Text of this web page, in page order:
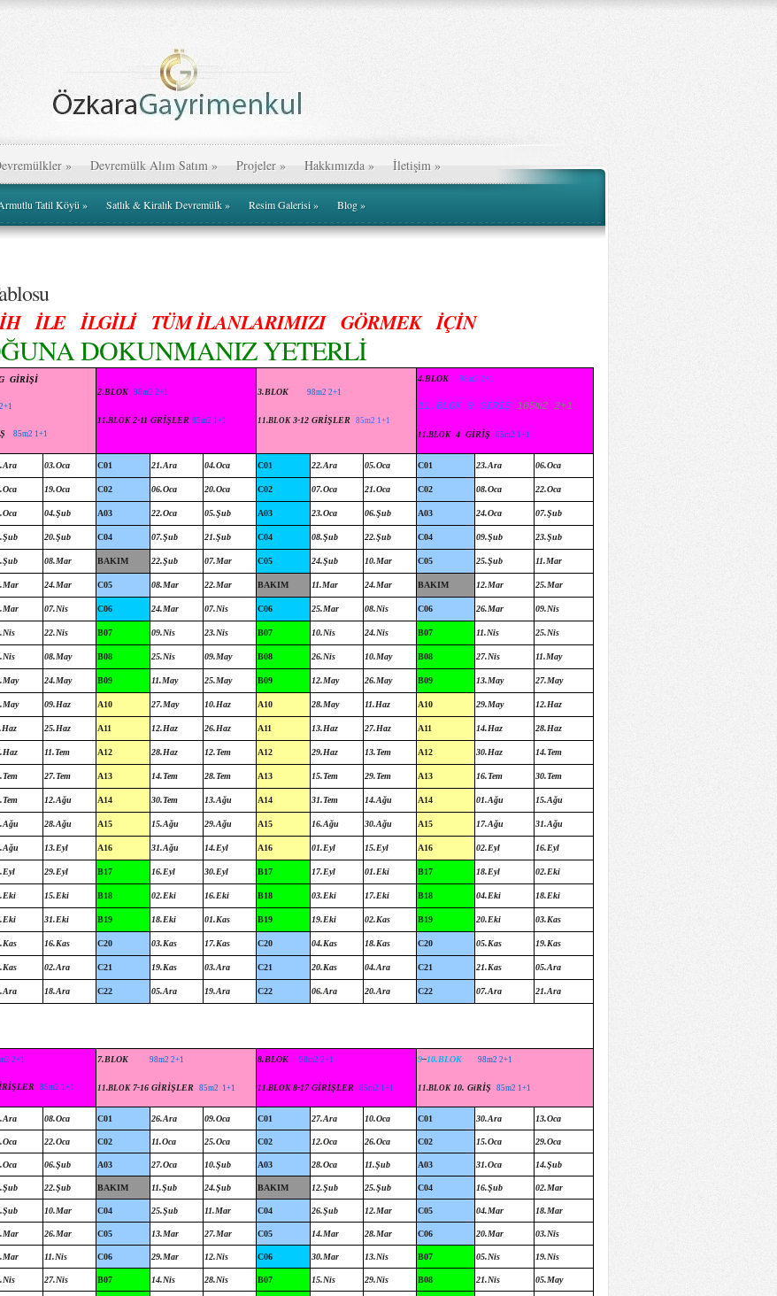
» Devremülk Alım Satım » Projeler » Hakkımızda » İletişim »
Tatil Köyü» Satlık & Kiralık Devremülk» Resim Galerisi» Blog»
İLE İLGİLİ TÜM İLANLARIMIZI GÖRMEK İÇİN
DOKUNMANIZ YETERLİ
GİRİŞİ
85m2 1+1
2.BLOK 98m2 2+1
11.BLOK2-11 GRİŞLER 85m2 1+1
3.BLOK 98m2 2+1
11.BLOK3-12 GRİŞLER 85m2 1+1
4.BLOK 98m2 2+1
11.BLOK 9 GİRİŞ 105m2 2+1
11.BLOK4 GİRİŞ 85m2 1+1
03.Oca C01 21.Ara 04.Oca C01 22.Ara 05.Oca C01 23.Ara 06.Oca
19.Oca C02 06.Oca 20.Oca C02 07.Oca 21.Oca C02 08.Oca 22.Oca
04.Şub A03 22.Oca 05.Şub A03 23.Oca 06.Şub A03 24.Oca 07.Şub
20.Şub C04 07.Şub 21.Şub C04 08.Şub 22.Şub C04 09.Şub 23.Şub
08.Mar BAKIM 22.Şub 07.Mar C05 24.Şub 10.Mar C05 25.Şub 11.Mar
24.Mar C05 08.Mar 22.Mar BAKIM 11.Mar 24.Mar BAKIM 12.Mar 25.Mar
07.Nis C06 24.Mar 07.Nis C06 25.Mar 08.Nis C06 26.Mar 09.Nis
22.Nis B07 09.Nis 23.Nis B07 10.Nis 24.Nis B07 11.Nis 25.Nis
08.May B08 25.Nis 09.May B08 26.Nis 10.May B08 27.Nis 11.May
24.May B09 11.May 25.May B09 12.May 26.May B09 13.May 27.May
09.Haz A10 27.May 10.Haz A10 28.May 11.Haz A10 29.May 12.Haz
25.Haz A11 12.Haz 26.Haz A11 13.Haz 27.Haz A11 14.Haz 28.Haz
11.Tem A12 28.Haz 12.Tem A12 29.Haz 13.Tem A12 30.Haz 14.Tem
27.Tem A13 14.Tem 28.Tem A13 15.Tem 29.Tem A13 16.Tem 30.Tem
12.Ağu A14 30.Tem 13.Ağu A14 31.Tem 14.Ağu A14 01.Ağu 15.Ağu
28.Ağu A15 15.Ağu 29.Ağu A15 16.Ağu 30.Ağu A15 17.Ağu 31.Ağu
13.Eyl A16 31.Ağu 14.Eyl A16 01.Eyl 15.Eyl A16 02.Eyl 16.Eyl
29.Eyl B17 16.Eyl 30.Eyl B17 17.Eyl 01.Eki B17 18.Eyl 02.Eki
15.Eki B18 02.Eki 16.Eki B18 03.Eki 17.Eki B18 04.Eki 18.Eki
31.Eki B19 18.Eki 01.Kas B19 19.Eki 02.Kas B19 20.Eki 03.Kas
16.Kas C20 03.Kas 17.Kas C20 04.Kas 18.Kas C20 05.Kas 19.Kas
02.Ara C21 19.Kas 03.Ara C21 20.Kas 04.Ara C21 21.Kas 05.Ara
18.Ara C22 05.Ara 19.Ara C22 06.Ara 20.Ara C22 07.Ara 21.Ara
2+1
85m2 1+1
7.BLOK 98m2 2+1
11.BLOK 7-16 GİRİŞLER 85m2 1+1
8.BLOK 98m2 2+1
11.BLOK 8-17 GİRİŞLER 85m2 1+1
9–10.BLOK 98m2 2+1
11.BLOK 10. GiRİŞ 85m2 1+1
08.Oca C01 26.Ara 09.Oca C01 27.Ara 10.Oca C01 30.Ara 13.Oca
22.Oca C02 11.Oca 25.Oca C02 12.Oca 26.Oca C02 15.Oca 29.Oca
06.Şub A03 27.Oca 10.Şub A03 28.Oca 11.Şub A03 31.Oca 14.Şub
22.Şub BAKIM 11.Şub 24.Şub BAKIM 12.Şub 25.Şub C04 16.Şub 02.Mar
10.Mar C04 25.Şub 11.Mar C04 26.Şub 12.Mar C05 04.Mar 18.Mar
26.Mar C05 13.Mar 27.Mar C05 14.Mar 28.Mar C06 20.Mar 03.Nis
11.Nis C06 29.Mar 12.Nis C06 30.Mar 13.Nis B07 05.Nis 19.Nis
27.Nis B07 14.Nis 28.Nis B07 15.Nis 29.Nis B08 21.Nis 05.May